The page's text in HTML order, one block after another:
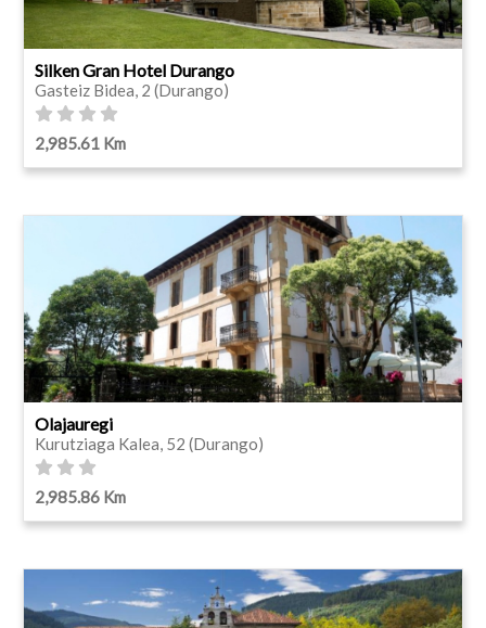
Silken Gran Hotel Durango
Gasteiz Bidea, 2 (Durango)
2,985.61 Km
Olajauregi
Kurutziaga Kalea, 52 (Durango)
2,985.86 Km